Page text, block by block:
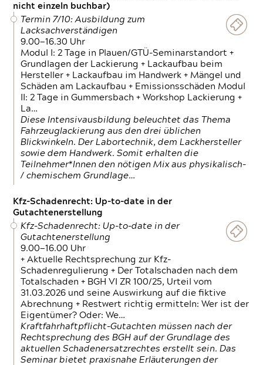
nicht einzeln buchbar)
Termin 7/10: Ausbildung zum
Lacksachverständigen
9.00—16.30 Uhr
Modul I: 2 Tage in Plauen/GTÜ-Seminarstandort +
Grundlagen der Lackierung + Lackaufbau beim
Hersteller + Lackaufbau im Handwerk + Mängel und
Schäden am Lackaufbau + Emissionsschäden Modul
II: 2 Tage in Gummersbach + Workshop Lackierung +
La…
Diese Intensivausbildung beleuchtet das Thema
Fahrzeuglackierung aus den drei üblichen
Blickwinkeln. Der Labortechnik, dem Lackhersteller
sowie dem Handwerk. Somit erhalten die
Teilnehmer*Innen den nötigen Mix aus physikalisch-
/ chemischem Grundlage…
Kfz-Schadenrecht: Up-to-date in der
Gutachtenerstellung
Kfz-Schadenrecht: Up-to-date in der
Gutachtenerstellung
9.00—16.00 Uhr
+ Aktuelle Rechtsprechung zur Kfz-
Schadenregulierung + Der Totalschaden nach dem
Totalschaden + BGH VI ZR 100/25, Urteil vom
31.03.2026 und seine Auswirkung auf die fiktive
Abrechnung + Restwert richtig ermitteln: Wer ist der
Eigentümer? Oder: We…
Kraftfahrhaftpflicht-Gutachten müssen nach der
Rechtsprechung des BGH auf der Grundlage des
aktuellen Schadenersatzrechtes erstellt sein. Das
Seminar bietet praxisnahe Erläuterungen der